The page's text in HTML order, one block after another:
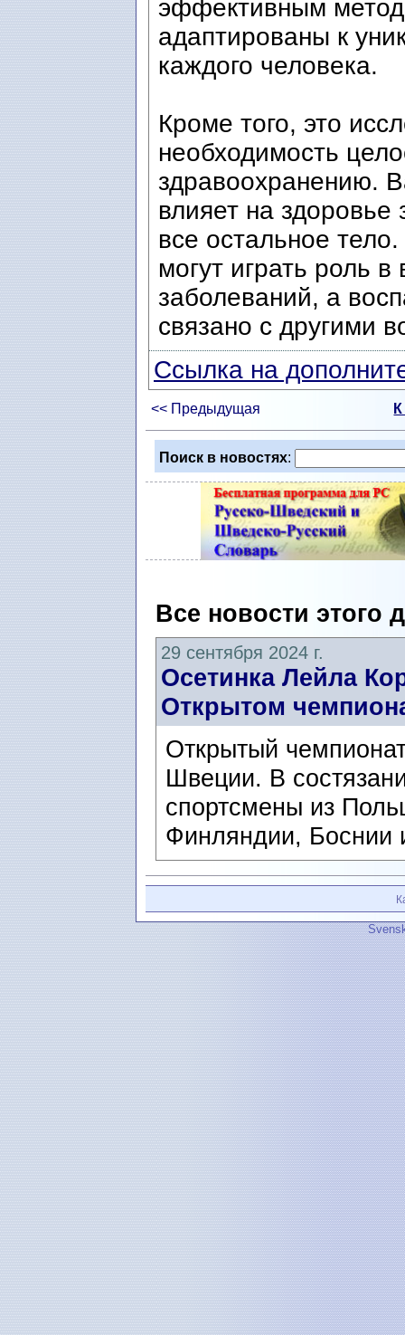
эффективным
адаптированы к
каждого человека.
Кроме того, это
необходимость
здравоохранению.
влияет на
все остальное
могут играть роль в
заболеваний, а
связано с другими
Ссылка на
<< Предыдущая
Поиск в новостях:
Все новости этого
29 сентября 2024 г.
Осетинка Лейла
Открытом
Открытый
Швеции. В
спортсмены из
Финляндии, Боснии